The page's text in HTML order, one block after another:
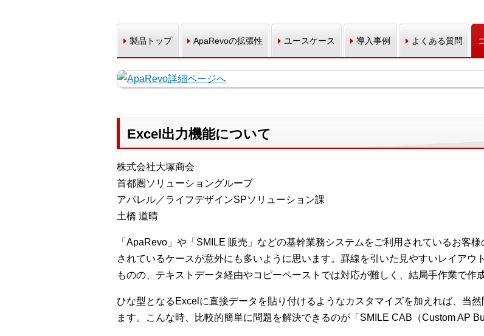
製品トップ ApaRevoの拡張性 ユースケース 導入事例 よくある質問
Excel出力機能について
株式会社大塚商会
首都圏ソリューショングループ
アパレル／ライフデザインSPソリューション課
土橋 道晴
「ApaRevo」や「SMILE 販売」などの基幹業務システムをご利用されているお客
されているケースが意外にも多いように思います。罫線を引いた見やすいレイアウ
ものの、テキストデータ経由やコピーペーストでは対応が難しく、結局手作業で作
ひな型となるExcelに直接データを貼り付けるようなカスタマイズを加えれば、当
ます。こんな時、比較的簡単に問題を解決できるのが「SMILE CAB（Custom AP